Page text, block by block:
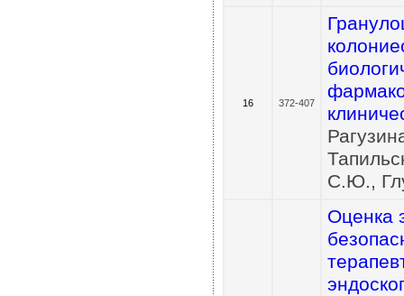
16 372-407
С.Ю.,
Оценка